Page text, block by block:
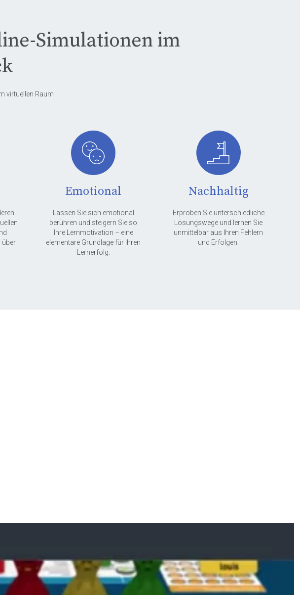
Simulationen im
virtuellen Raum
über
Emotional
Lassen Sie sich emotional
berühren und steigern Sie so
Ihre Lernmotivation – eine
elementare Grundlage für Ihren
Lernerfolg.
Nachhaltig
Erproben Sie unterschiedliche
Lösungswege und lernen Sie
unmittelbar aus Ihren Fehlern
und Erfolgen.